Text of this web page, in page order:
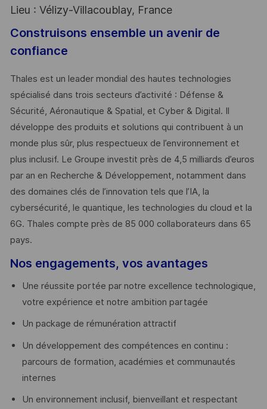
Lieu : Vélizy-Villacoublay, France
Construisons ensemble un avenir de
confiance
Thales est un leader mondial des hautes technologies
spécialisé dans trois secteurs d’activité : Défense &
Sécurité, Aéronautique & Spatial, et Cyber & Digital. Il
développe des produits et solutions qui contribuent à un
monde plus sûr, plus respectueux de l’environnement et
plus inclusif. Le Groupe investit près de 4,5 milliards d’euros
par an en Recherche & Développement, notamment dans
des domaines clés de l’innovation tels que l’IA, la
cybersécurité, le quantique, les technologies du cloud et la
6G. Thales compte près de 85 000 collaborateurs dans 65
pays. ​
Nos engagements, vos avantages
Une réussite portée par notre excellence technologique,
votre expérience et notre ambition partagée
Un package de rémunération attractif
Un développement des compétences en continu :
parcours de formation, académies et communautés
internes
Un environnement inclusif, bienveillant et respectant